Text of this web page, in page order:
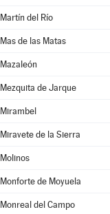
Martín del Río
Mas de las Matas
Mazaleón
Mezquita de Jarque
Mirambel
Miravete de la Sierra
Molinos
Monforte de Moyuela
Monreal del Campo